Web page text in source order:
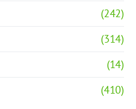
(242)
(314)
(14)
(410)